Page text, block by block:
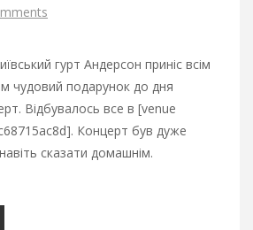
гурт Андерсон приніс всім
чудовий подарунок до дня
Відбувалось все в [venue
Концерт був дуже
сказати домашнім.